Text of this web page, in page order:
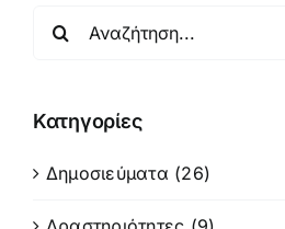
Κατηγορίες
Δημοσιεύματα (26)